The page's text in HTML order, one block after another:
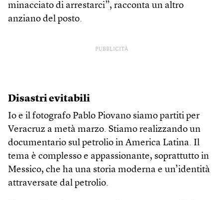
minacciato di arrestarci”, racconta un altro
anziano del posto.
PUBBLICITÀ
Disastri evitabili
Io e il fotografo Pablo Piovano siamo partiti per
Veracruz a metà marzo. Stiamo realizzando un
documentario sul petrolio in America Latina. Il
tema è complesso e appassionante, soprattutto in
Messico, che ha una storia moderna e un’identità
attraversate dal petrolio.